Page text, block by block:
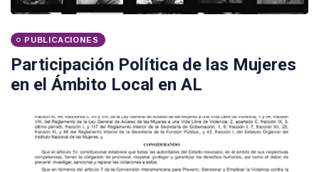
PUBLICACIONES
Participación Política de las Mujeres
en el Ámbito Local en AL